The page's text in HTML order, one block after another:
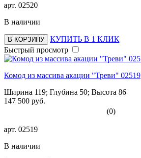
арт. 02520
В наличии
В КОРЗИНУ
КУПИТЬ В 1 КЛИК
Быстрый просмотр
Комод из массива акации "Треви" 02519
Ширина 119; Глубина 50; Высота 86
147 500 руб.
(0)
арт. 02519
В наличии